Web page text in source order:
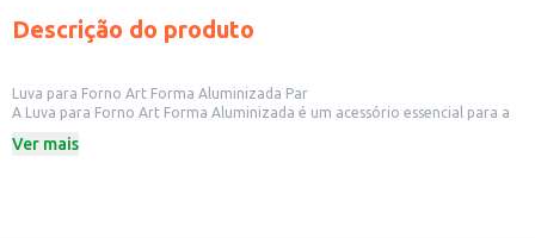
Descrição do produto
Luva para Forno Art Forma Aluminizada Par
A Luva para Forno Art Forma Aluminizada é um acessório essencial para a
calor, esta luva é ideal para uso doméstico e em estabelecimentos
Ver mais